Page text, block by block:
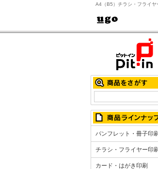
A4（B5）チラシ・フライヤ
パンフレット・冊子印刷
チラシ・フライヤー印刷
カード・はがき印刷